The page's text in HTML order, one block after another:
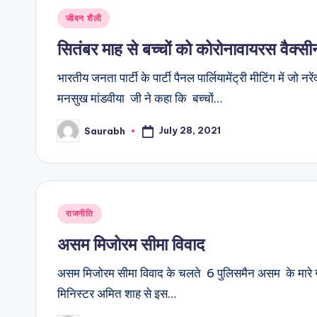
in
सितंबर माह से बच्चों को कोरोनावायरस
भारतीय जनता पार्टी के पार्टी पैनल पार्लियामेंट्री मीटिंग में
मनसुख मांडवीया जी ने कहा कि बच्चों…
PostedSaurabh July 28, 2021
Posted
in
राजनीति
असम मिजोरम सीमा विवाद
असम मिजोरम सीमा विवाद के चलते 6 पुलिसमैन असम के मारे
मिनिस्टर अमित शाह से इस…
PostedSaurabh July 27, 2021